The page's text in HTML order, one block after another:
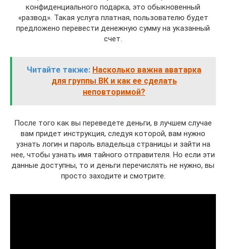
конфиденциального подарка, это обыкновенный
«развод». Такая услуга платная, пользователю будет
предложено перевести денежную сумму на указанный
счет.
Читайте также: Насколько важна аватарка
для группы ВК и как ее сделать
неповторимой?
После того как вы переведете деньги, в лучшем случае
вам придет инструкция, следуя которой, вам нужно
узнать логин и пароль владельца страницы и зайти на
нее, чтобы узнать имя тайного отправителя. Но если эти
данные доступны, то и деньги перечислять не нужно, вы
просто заходите и смотрите.